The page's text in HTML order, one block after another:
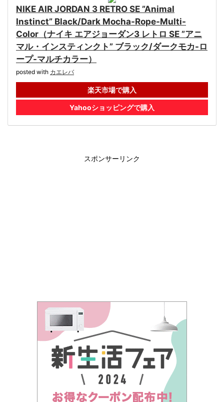
NIKE AIR JORDAN 3 RETRO SE ”Animal
Instinct” Black/Dark Mocha-Rope-Multi-
Color（ナイキ エアジョーダン3 レトロ SE ”アニ
マル・インスティンクト” ブラック/ダークモカ-ロ
ープ-マルチカラー）
posted with カエレバ
楽天市場で購入
Yahooショッピングで購入
スポンサーリンク